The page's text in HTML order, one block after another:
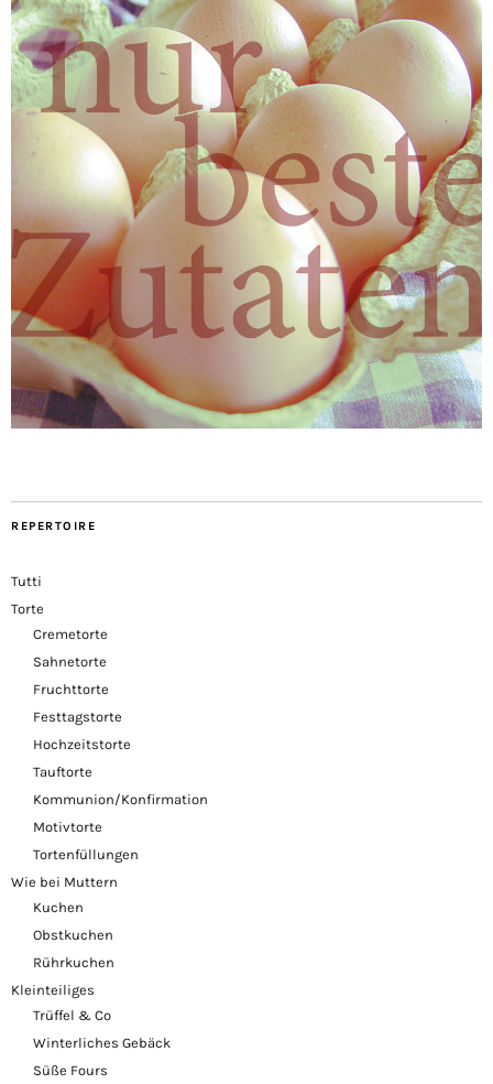
REPERTOIRE
Tutti
Torte
Cremetorte
Sahnetorte
Fruchttorte
Festtagstorte
Hochzeitstorte
Tauftorte
Kommunion/Konfirmation
Motivtorte
Tortenfüllungen
Wie bei Muttern
Kuchen
Obstkuchen
Rührkuchen
Kleinteiliges
Trüffel & Co
Winterliches Gebäck
Süße Fours